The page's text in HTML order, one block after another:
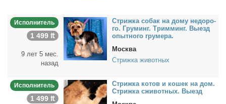
Исполнитель
1 499 ₶
9 лет 5 мес.
назад
Стриж­ка со­бак на до­му недо­ро­
го. Гру­минг. Трим­минг. Вы­езд
опыт­но­го гру­ме­ра.
Москва
Стрижка животных
Исполнитель
1 499 ₶
Стриж­ка ко­тов и ко­шек на дом.
Стриж­ка сжи­вот­ных. Вы­езд